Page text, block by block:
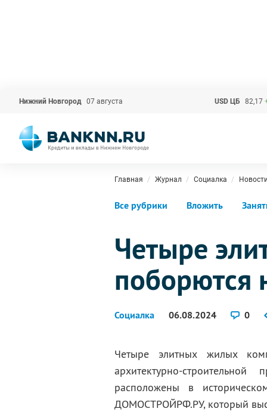
Нижний Новгород 07 августа USD ЦБ 82,17
Главная Журнал Социалка Новости
Все рубрики Вложить
Четыре
поборются
Социалка 06.08.2024 0
Четыре элитных жилых
архитектурно-
расположены в
ДОМОСТРОЙРФ.РУ, который